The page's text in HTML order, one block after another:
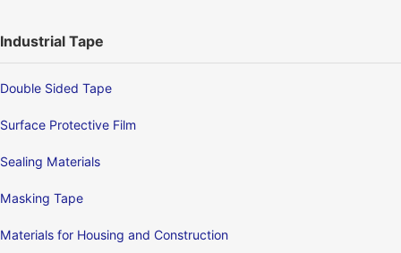
Industrial Tape
Double Sided Tape
Surface Protective Film
Sealing Materials
Masking Tape
Materials for Housing and Construction